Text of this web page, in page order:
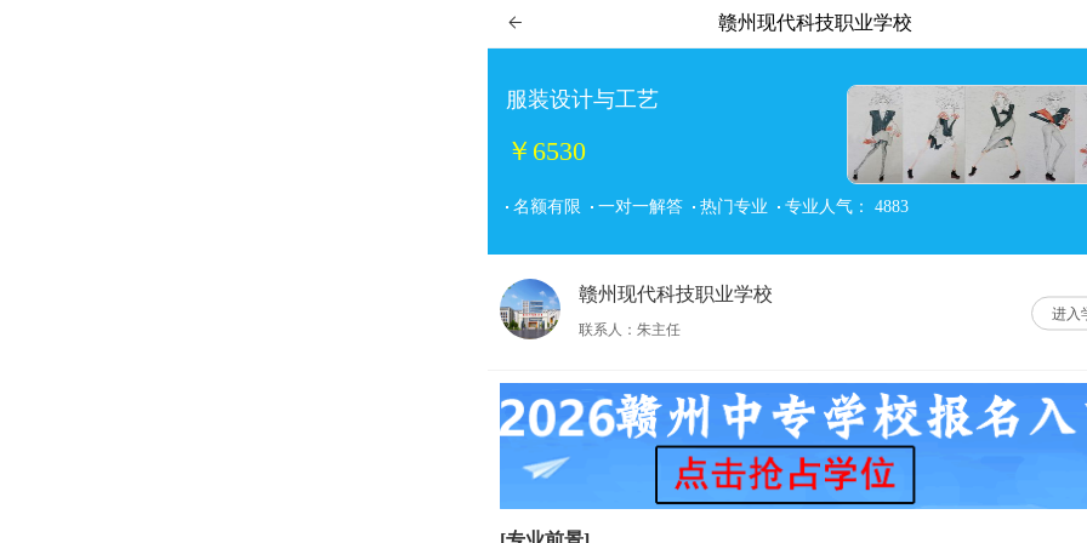
 赣州现代科技职业学校
服装设计与工艺
￥6530
名额有限 一对一解答 热门专业 专业人气： 4883
赣州现代科技职业学校
联系人：朱主任
进入